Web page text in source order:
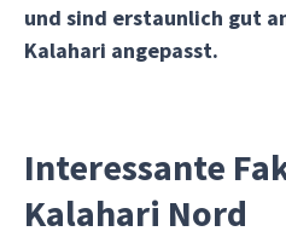
und sind erstaunlich gut
Kalahari angepasst.
Interessante
Kalahari Nord